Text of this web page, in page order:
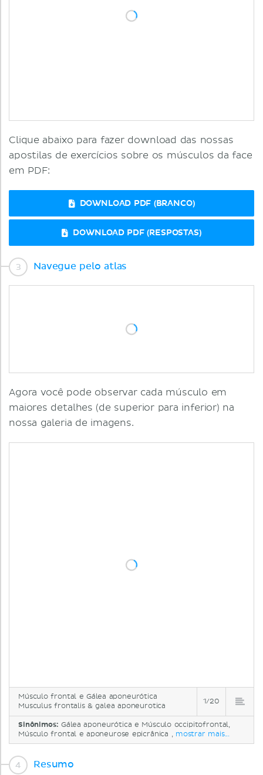
Clique abaixo para fazer download das nossas
apostilas de exercícios sobre os músculos da face
em PDF:
DOWNLOAD PDF (BRANCO)
DOWNLOAD PDF (RESPOSTAS)
Navegue pelo atlas
Agora você pode observar cada músculo em
maiores detalhes (de superior para inferior) na
nossa galeria de imagens.
Músculo frontal e Gálea aponeurótica
Musculus frontalis & galea aponeurotica
1/20
Sinônimos: Gálea aponeurótica e Músculo occipitofrontal,
Músculo frontal e aponeurose epicrânica , mostrar mais...
Resumo